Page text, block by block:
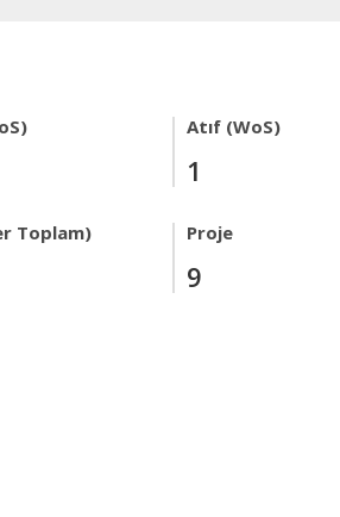
Atıf (WoS)
1
Toplam) Proje
9